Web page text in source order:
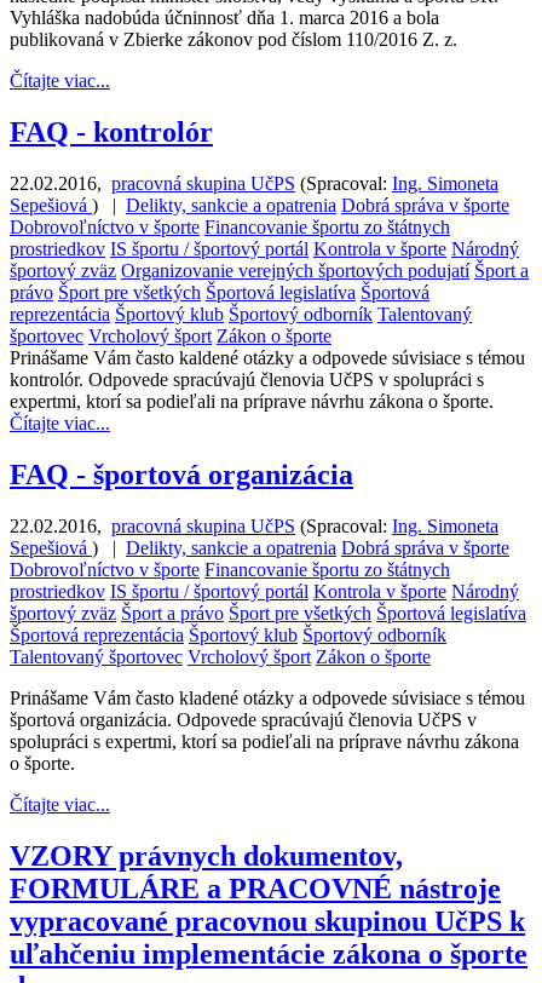
Vyhláška nadobúda účninnosť dňa 1. marca 2016 a bola
publikovaná v Zbierke zákonov pod číslom 110/2016 Z. z.
Čítajte viac...
FAQ - kontrolór
22.02.2016, pracovná skupina UčPS (Spracoval: Ing. Simoneta
Sepešiová ) | Delikty, sankcie a opatrenia Dobrá správa v športe
Dobrovoľníctvo v športe Financovanie športu zo štátnych
prostriedkov IS športu / športový portál Kontrola v športe Národný
športový zväz Organizovanie verejných športových podujatí Šport a
právo Šport pre všetkých Športová legislatíva Športová
reprezentácia Športový klub Športový odborník Talentovaný
športovec Vrcholový šport Zákon o športe
Prinášame Vám často kaldené otázky a odpovede súvisiace s témou
kontrolór. Odpovede spracúvajú členovia UčPS v spolupráci s
expertmi, ktorí sa podieľali na príprave návrhu zákona o športe.
Čítajte viac...
FAQ - športová organizácia
22.02.2016, pracovná skupina UčPS (Spracoval: Ing. Simoneta
Sepešiová ) | Delikty, sankcie a opatrenia Dobrá správa v športe
Dobrovoľníctvo v športe Financovanie športu zo štátnych
prostriedkov IS športu / športový portál Kontrola v športe Národný
športový zväz Šport a právo Šport pre všetkých Športová legislatíva
Športová reprezentácia Športový klub Športový odborník
Talentovaný športovec Vrcholový šport Zákon o športe
Prinášame Vám často kladené otázky a odpovede súvisiace s témou
športová organizácia. Odpovede spracúvajú členovia UčPS v
spolupráci s expertmi, ktorí sa podieľali na príprave návrhu zákona
o športe.
Čítajte viac...
VZORY právnych dokumentov,
FORMULÁRE a PRACOVNÉ nástroje
vypracované pracovnou skupinou UčPS k
uľahčeniu implementácie zákona o športe